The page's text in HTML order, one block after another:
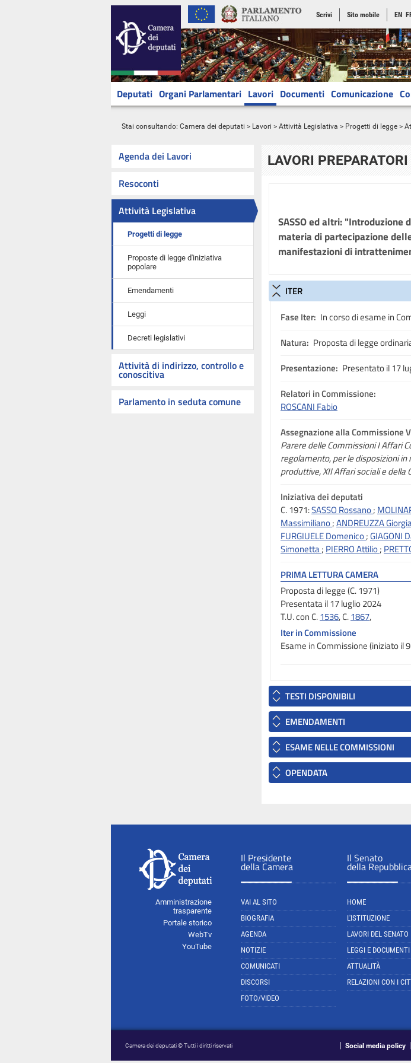
Scrivi Sito mobile EN
Deputati Organi Parlamentari Lavori Documenti Comunicazione
Stai consultando: Camera dei deputati > Lavori > Attività Legislativa > Progetti di legge >
Agenda dei Lavori
Resoconti
Attività Legislativa
Progetti di legge
Proposte di legge d'iniziativa
popolare
Emendamenti
Leggi
Decreti legislativi
Attività di indirizzo, controllo e
conoscitiva
Parlamento in seduta comune
LAVORI
SASSO ed altri:
materia di partecipazione
manifestazioni di
ITER
Fase Iter: In corso di esame in
Natura: Proposta di legge
Presentazione: Presentato il 17
Relatori in Commissione:
ROSCANI Fabio
Assegnazionealla Commissione
Parere delle Commissioni I Affari
regolamento, per le disposizioni in
produttive, XII Affari sociali e
Iniziativa dei deputati
C. 1971:SASSO Rossano;
Massimiliano;ANDREUZZA
FURGIUELE Domenico;GIAGONI
Simonetta; PIERRO Attilio;
PRIMA LETTURA CAMERA
Proposta di legge (C. 1971)
Presentata il 17 luglio 2024
T.U. con C.1536, C.1867,
Iter in Commissione
Esame in Commissione (iniziato il
TESTI DISPONIBILI
EMENDAMENTI
ESAME NELLE COMMISSIONI
OPENDATA
Amministrazione
trasparente
Portale storico
WebTv
YouTube
Il Presidente
della Camera
VAI AL SITO
BIOGRAFIA
AGENDA
NOTIZIE
COMUNICATI
DISCORSI
FOTO/VIDEO
Il Senato
della
HOME
L'ISTITUZIONE
LAVORI DEL SENATO
LEGGI E DOCUMENTI
ATTUALITÀ
RELAZIONI CON I
Camera dei deputati © Tutti i diritti riservati Social media policy